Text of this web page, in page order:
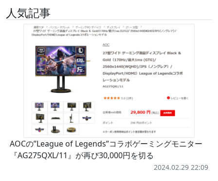
人気記事
AOCの”League of Legends”コラボゲーミングモニター
『AG275QXL/11』が再び30,000円を切る
2024.02.29 22:09